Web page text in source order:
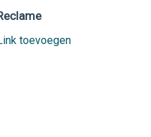
toevoegen